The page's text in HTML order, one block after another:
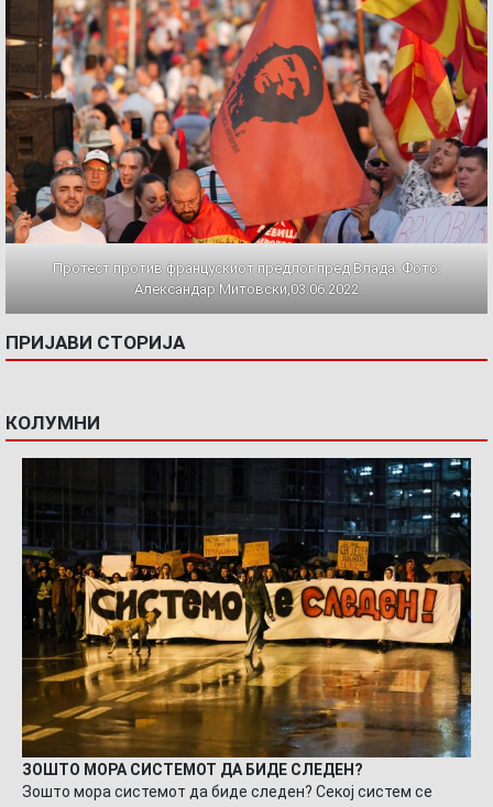
Протест против францускиот предлог пред Влада. Фото:
Александар Митовски,03.06.2022
ПРИЈАВИ СТОРИЈА
КОЛУМНИ
ЗОШТО МОРА СИСТЕМОТ ДА БИДЕ СЛЕДЕН?
Зошто мора системот да биде следен? Секој систем се